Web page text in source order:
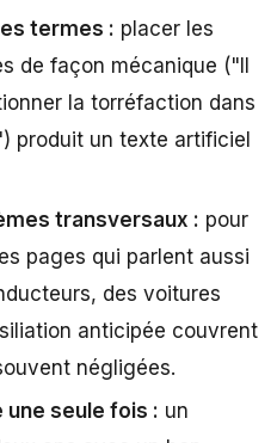
termes : placer les
de façon mécanique ("Il
la torréfaction dans
produit un texte artificiel
transversaux : pour
pages qui parlent aussi
des voitures
anticipée couvrent
négligées.
seule fois : un